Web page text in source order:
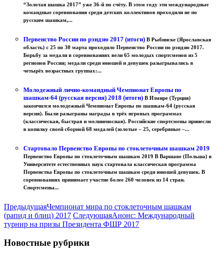
“Золотая шашка 2017” уже 36-й по счёту. В этом году эти международные
командные соревнования среди детских коллективов проходили не по
русским шашкам,...
Первенство России по рэндзю 2017 (итоги) В Рыбинске (Ярославская
область) с 25 по 30 марта проходило Первенство России по рэндзю 2017.
Борьбу за медали в соревнованиях вели 65 молодых спортсменов из 5
регионов России; медали среди юношей и девушек разыгрывались в
четырёх возрастных группах:...
Молодежный лично-командный Чемпионат Европы по
шашкам-64 (русская версия) 2018 (итоги) В Измире (Турция)
закончился молодежный Чемпионат Европы по шашкам-64 (русская
версия). Были разыграны награды в трёх игровых программах
(классическая, быстрая и молниеносная). Российские спортсмены принесли
в копилку своей сборной 68 медалей (золотые – 25, серебряные –...
Стартовало Первенство Европы по стоклеточным шашкам 2019
Первенство Европы по стоклеточным шашкам 2019 В Варшаве (Польша) в
Университете естественных наук стартовала классическая программа
Первенства Европы по стоклеточным шашкам среди юношей девушек. В
соревнованиях принимает участие более 260 человек из 14 стран.
Спортсмены...
ПредыдущаяЧемпионат мира по стоклеточным шашкам
(рапид и блиц) 2017 СледующаяАнонс: Международный
турнир на призы Президента ФШР 2017
Новостные рубрики